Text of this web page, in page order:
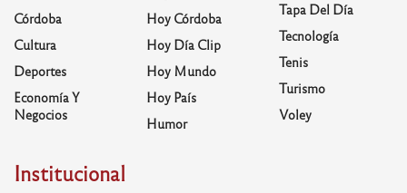
Córdoba
Cultura
Deportes
Economía Y
Negocios
Hoy Córdoba
Hoy Día Clip
Hoy Mundo
Hoy País
Humor
Tapa Del Día
Tecnología
Tenis
Turismo
Voley
Institucional